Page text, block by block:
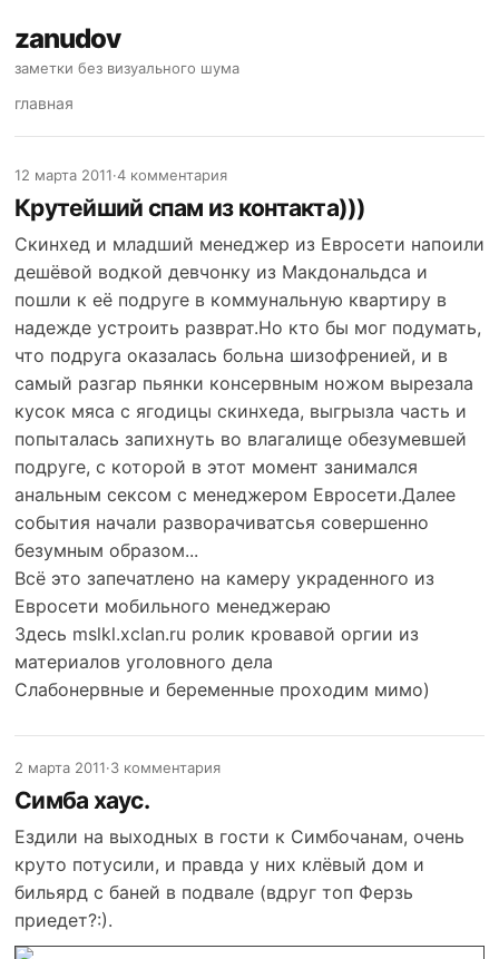
zanudov
заметки без визуального шума
главная
12 марта 2011·4 комментария
Крутейший спам из контакта)))
Скинхед и младший менеджер из Евросети напоили
дешёвой водкой девчонку из Макдональдса и
пошли к её подруге в коммунальную квартиру в
надежде устроить разврат.Но кто бы мог подумать,
что подруга оказалась больна шизофренией, и в
самый разгар пьянки консервным ножом вырезала
кусок мяса с ягодицы скинхеда, выгрызла часть и
попыталась запихнуть во влагалище обезумевшей
подруге, с которой в этот момент занимался
анальным сексом с менеджером Евросети.Далее
события начали разворачиватсья совершенно
безумным образом...
Всё это запечатлено на камеру украденного из
Евросети мобильного менеджераю
Здесь mslkl.xclan.ru ролик кровавой оргии из
материалов уголовного дела
Слабонервные и беременные проходим мимо)
2 марта 2011·3 комментария
Симба хаус.
Ездили на выходных в гости к Симбочанам, очень
круто потусили, и правда у них клёвый дом и
бильярд с баней в подвале (вдруг топ Ферзь
приедет?:).